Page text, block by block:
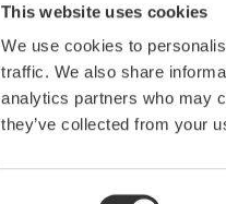
This website uses cookies
We use cookies to
traffic. We also share
analytics partners who may
they’ve collected from your